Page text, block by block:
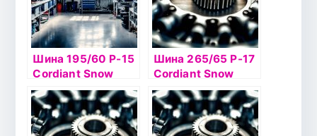
Шина 195/60 Р-15
Cordiant Snow
Cross 2 92T б/к ш
Шина 265/65 Р-17
Cordiant Snow
Cross 2 116T б/к ш